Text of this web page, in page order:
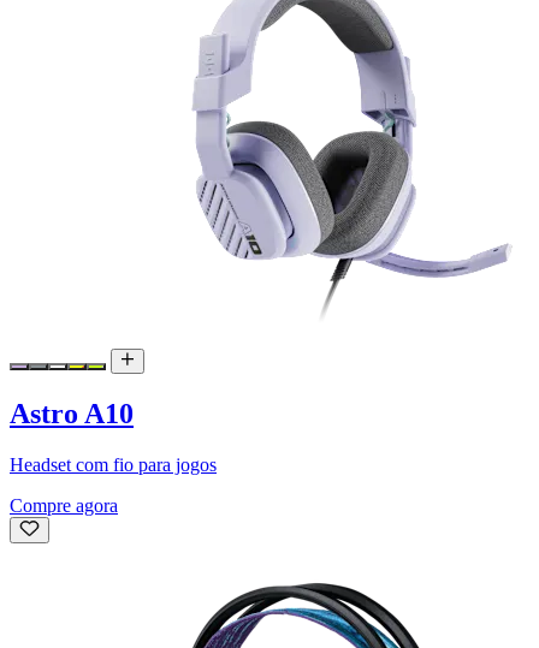
Astro A10
Headset com fio para jogos
Compre agora